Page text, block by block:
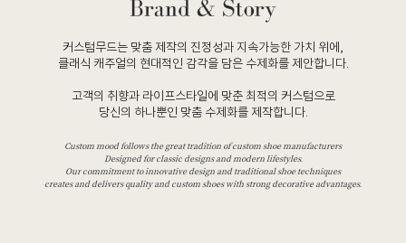
커스텀무드는 맞춤 제작의 진정성과 지속가능한 가치 위에,
클래식 캐주얼의 현대적인 감각을 담은 수제화를 제안합니다.
고객의 취향과 라이프스타일에 맞춘 최적의 커스텀으로
당신의 하나뿐인 맞춤 수제화를 제작합니다.
Custom mood follows the great tradition of custom shoe manufacturers
Designed for classic designs and modern lifestyles.
Our commitment to innovative design and traditional shoe techniques
creates and delivers quality and custom shoes with strong decorative advantages.